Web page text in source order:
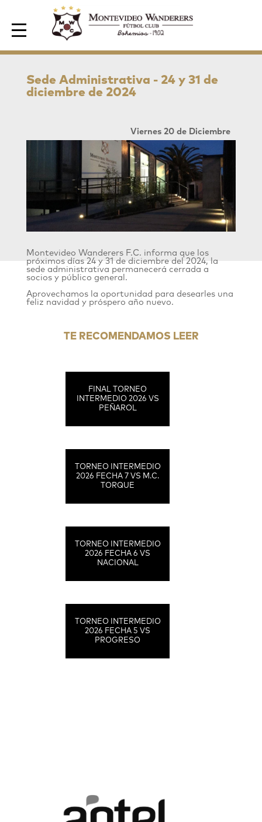
Area de Socios
Sede Administrativa - 24 y 31 de
diciembre de 2024
Viernes 20 de Diciembre
Montevideo Wanderers F.C. informa que los
próximos días 24 y 31 de diciembre del 2024, la
sede administrativa permanecerá cerrada a
socios y público general.
Aprovechamos la oportunidad para desearles una
feliz navidad y próspero año nuevo.
TE RECOMENDAMOS LEER
FINAL TORNEO
INTERMEDIO 2026 VS
PEÑAROL
TORNEO INTERMEDIO
2026 FECHA 7 VS M.C.
TORQUE
TORNEO INTERMEDIO
2026 FECHA 6 VS
NACIONAL
TORNEO INTERMEDIO
2026 FECHA 5 VS
PROGRESO